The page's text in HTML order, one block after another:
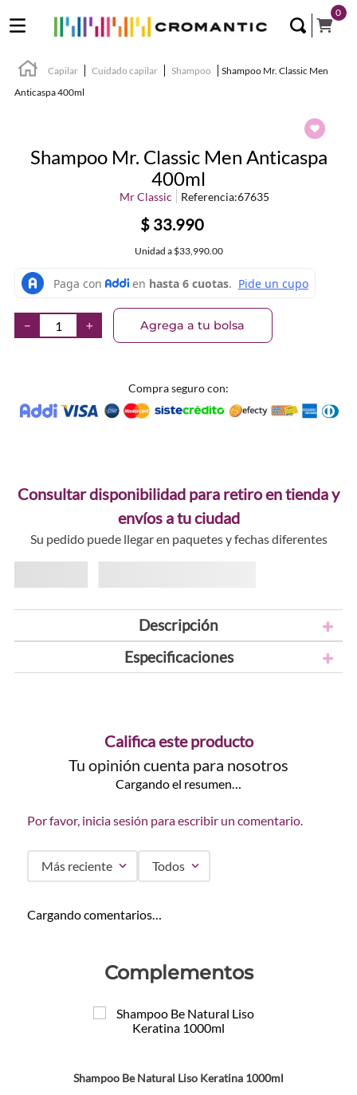
0
Capilar Cuidado capilar Shampoo
Shampoo Mr. Classic Men
Anticaspa 400ml
Shampoo Mr. Classic Men Anticaspa
400ml
Mr Classic Referencia:67635
$ 33.990
Unidad a $33,990.00
＋
－ Agrega a tu bolsa
Compra seguro con:
Consultar disponibilidad para retiro en tienda y
envíos a tu ciudad
Su pedido puede llegar en paquetes y fechas diferentes
Descripción
Especificaciones
Califica este producto
Tu opinión cuenta para nosotros
Cargando el resumen…
Por favor, inicia sesión para escribir un comentario.
Más reciente Todos
Cargando comentarios…
Complementos
Shampoo Be Natural Liso Keratina 1000ml